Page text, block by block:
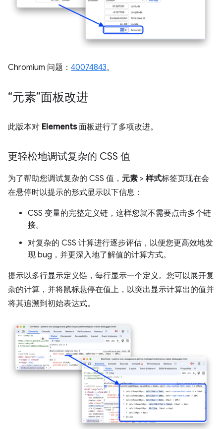
Chromium 问题： 40074843。
“元素”面板改进
此版本对 Elements面板进行了多项改进。
更轻松地调试复杂的 CSS 值
为了帮助您调试复杂的 CSS 值， 元素 > 样式标签页现在会
在悬停时以提示的形式显示以下信息：
CSS 变量的完整定义链，这样您就不需要点击多个链
接。
对复杂的 CSS 计算进行逐步评估，以便您更高效地发
现 bug，并更深入地了解值的计算方式。
提示以多行显示定义链，每行显示一个定义。您可以展开复
杂的计算，并将鼠标悬停在值上，以突出显示计算出的值并
将其追溯到初始表达式。